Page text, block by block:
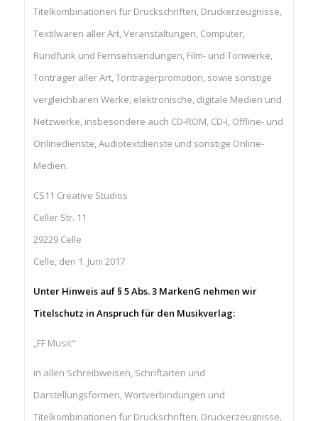
Titelkombinationen für Druckschriften, Druckerzeugnisse,
Textilwaren aller Art, Veranstaltungen, Computer,
Rundfunk und Fernsehsendungen, Film- und Tonwerke,
Tonträger aller Art, Tonträgerpromotion, sowie sonstige
vergleichbaren Werke, elektronische, digitale Medien und
Netzwerke, insbesondere auch CD-ROM, CD-I, Offline- und
Onlinedienste, Audiotextdienste und sonstige Online-
Medien.
CS11 Creative Studios
Celler Str. 11
29229 Celle
Celle, den 1. Juni 2017
Unter Hinweis auf § 5 Abs. 3 MarkenG nehmen wir
Titelschutz in Anspruch für den Musikverlag:
„FF Music“
in allen Schreibweisen, Schriftarten und
Darstellungsformen, Wortverbindungen und
Titelkombinationen für Druckschriften, Druckerzeugnisse,